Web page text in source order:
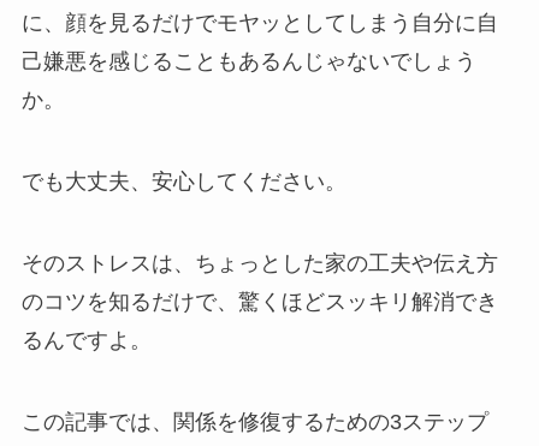
に、顔を見るだけでモヤッとしてしまう自分に自
己嫌悪を感じることもあるんじゃないでしょう
か。
でも大丈夫、安心してください。
そのストレスは、ちょっとした家の工夫や伝え方
のコツを知るだけで、驚くほどスッキリ解消でき
るんですよ。
この記事では、関係を修復するための3ステップ